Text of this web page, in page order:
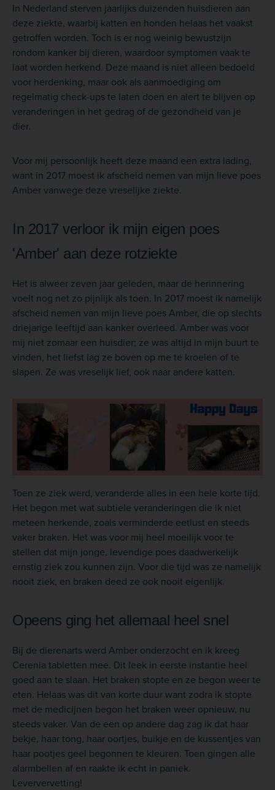
In Nederland sterven jaarlijks duizenden huisdieren aan
deze ziekte, waarbij katten en honden helaas het vaakst
getroffen worden. Toch is er nog weinig bewustzijn
rondom kanker bij dieren, waardoor symptomen vaak te
laat worden herkend. Deze maand is niet alleen bedoeld
voor herdenking, maar ook als aanmoediging om
regelmatig check-ups te laten doen en alert te blijven op
veranderingen in het gedrag of de gezondheid van je
dier.
Voor mij persoonlijk heeft deze maand een extra lading,
want in 2017 moest ik afscheid nemen van mijn lieve poes
Amber vanwege deze vreselijke ziekte.
In 2017 verloor ik mijn eigen poes
'Amber' aan deze rotziekte
Het is alweer zeven jaar geleden, maar de herinnering
voelt nog net zo pijnlijk als toen. In 2017 moest ik namelijk
afscheid nemen van mijn lieve poes Amber, die op slechts
driejarige leeftijd aan kanker overleed. Amber was voor
mij niet zomaar een huisdier; ze was altijd in mijn buurt te
vinden, het liefst lag ze boven op me te kroelen of te
slapen. Ze was vreselijk lief, ook naar andere katten.
Toen ze ziek werd, veranderde alles in een hele korte tijd.
Het begon met wat subtiele veranderingen die ik niet
meteen herkende, zoals verminderde eetlust en steeds
vaker braken. Het was voor mij heel moeilijk voor te
stellen dat mijn jonge, levendige poes daadwerkelijk
ernstig ziek zou kunnen zijn. Voor die tijd was ze namelijk
nooit ziek, en braken deed ze ook nooit eigenlijk.
Opeens ging het allemaal heel snel
Bij de dierenarts werd Amber onderzocht en ik kreeg
Cerenia tabletten mee. Dit leek in eerste instantie heel
goed aan te slaan. Het braken stopte en ze begon weer te
eten. Helaas was dit van korte duur want zodra ik stopte
met de medicijnen begon het braken weer opnieuw, nu
steeds vaker. Van de een op andere dag zag ik dat haar
bekje, haar tong, haar oortjes, buikje en de kussentjes van
haar pootjes geel begonnen te kleuren. Toen gingen alle
alarmbellen af en raakte ik echt in paniek.
Leververvetting!